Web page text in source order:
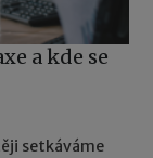
a kde se
setkáváme